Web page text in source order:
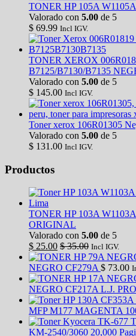
TONER HP 105A
Valorado con 5.00 de 5
$ 69.99 Incl IGV.
TONER XEROX
B7125/B7130/B7135
Valorado con 5.00 de 5
$ 145.00 Incl IGV.
Toner xerox 106R01305
Valorado con 5.00 de 5
$ 131.00 Incl IGV.
Productos
TONER HP 103A
ORIGINAL
Valorado con 5.00 de 5
$ 25.00 $35.00 Incl IGV.
NEGRO CF279A $ 73.00
NEGRO CF217A L.J.
MFP M177 MAGENTA
KM-2540/3060 20,000